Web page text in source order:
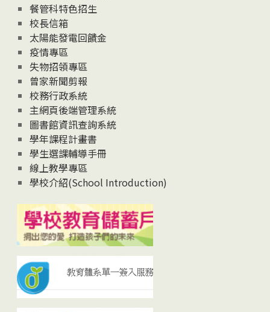
News餐管科特色招生
校長信箱
太陽能發電回饋金
疫情專區
失物招領專區
曾家新聞剪報
校務行政系統
主網頁後端管理系統
圖書館資訊查詢系統
學年課程計畫書
學生選課輔導手冊
線上教學專區
學校介紹(School Introduction)